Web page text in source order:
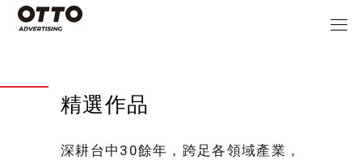
精選作品
深耕台中30餘年，跨足各領域產業，